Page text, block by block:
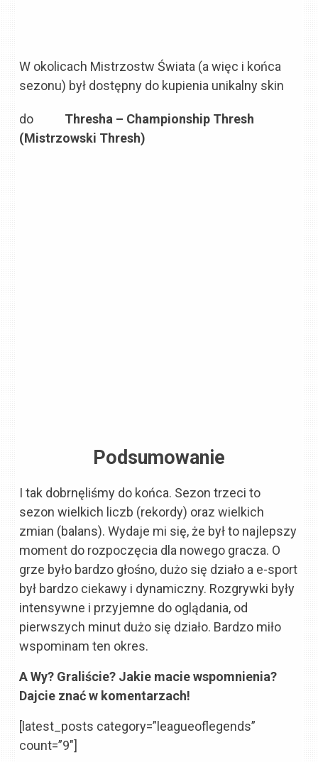
W okolicach Mistrzostw Świata (a więc i końca
sezonu) był dostępny do kupienia unikalny skin
do
Thresha – Championship Thresh
(Mistrzowski Thresh)
Podsumowanie
I tak dobrnęliśmy do końca. Sezon trzeci to
sezon wielkich liczb (rekordy) oraz wielkich
zmian (balans). Wydaje mi się, że był to najlepszy
moment do rozpoczęcia dla nowego gracza. O
grze było bardzo głośno, dużo się działo a e-sport
był bardzo ciekawy i dynamiczny. Rozgrywki były
intensywne i przyjemne do oglądania, od
pierwszych minut dużo się działo. Bardzo miło
wspominam ten okres.
A Wy? Graliście? Jakie macie wspomnienia?
Dajcie znać w komentarzach!
[latest_posts category=”leagueoflegends”
count=”9″]